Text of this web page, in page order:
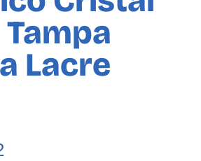
Tampa
Lacre